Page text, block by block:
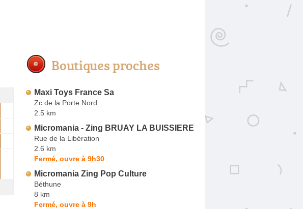
Boutiques proches
Maxi Toys France Sa
Zc de la Porte Nord
2.5 km
Micromania - Zing BRUAY LA BUISSIERE
Rue de la Libération
2.6 km
Fermé, ouvre à 9h30
Micromania Zing Pop Culture
Béthune
8 km
Fermé, ouvre à 9h